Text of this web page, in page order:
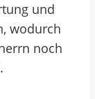
und
wodurch
noch